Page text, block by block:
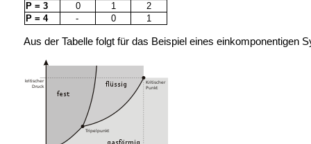
P = 3
0 1
2
P = 4
- 0 1
Aus der Tabelle folgt für das Beispiel eines einkomponentigen